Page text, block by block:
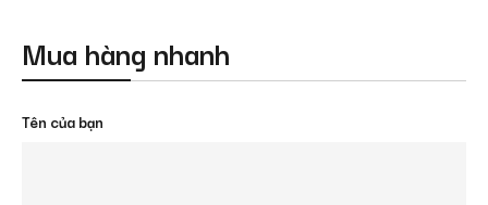
Mua hàng nhanh
Tên của bạn